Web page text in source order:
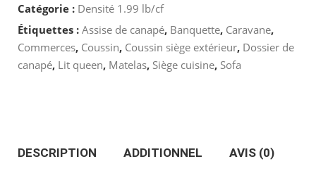
1.99
LB/CF
Catégorie : Densité 1.99 lb/cf
Étiquettes : Assise de canapé, Banquette, Caravane,
Commerces, Coussin, Coussin siège extérieur, Dossier de
canapé, Lit queen, Matelas, Siège cuisine, Sofa
DESCRIPTION ADDITIONNEL AVIS (0)